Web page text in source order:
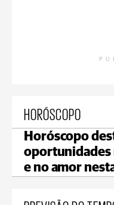
HORÓSCOPO
Horóscopo
oportunidades
e no amor